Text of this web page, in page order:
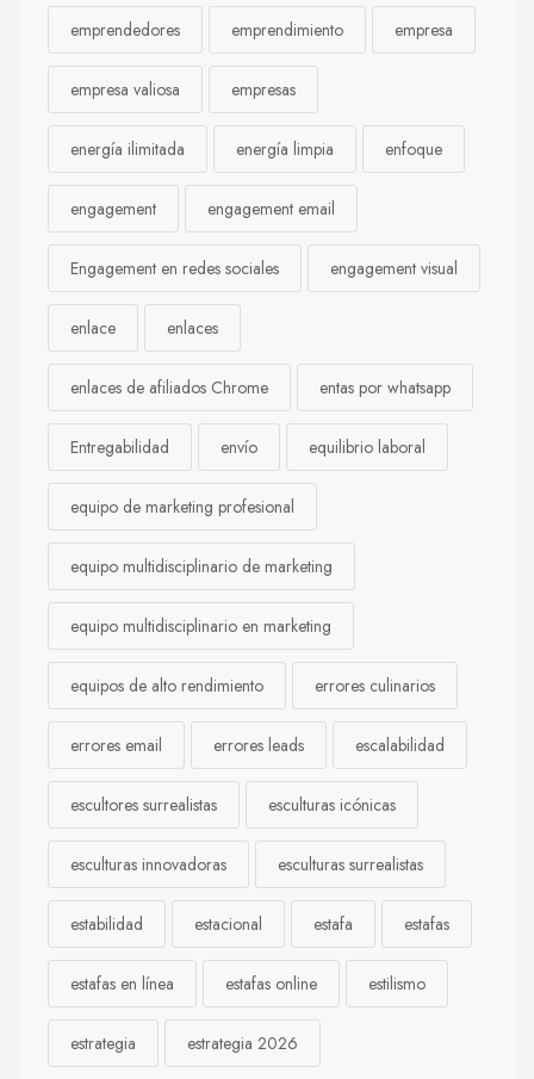
emprendedores emprendimiento empresa
empresa valiosa empresas
energía ilimitada energía limpia enfoque
engagement engagement email
Engagement en redes sociales engagement visual
enlace enlaces
enlaces de afiliados Chrome entas por whatsapp
Entregabilidad envío equilibrio laboral
equipo de marketing profesional
equipo multidisciplinario de marketing
equipo multidisciplinario en marketing
equipos de alto rendimiento errores culinarios
errores email errores leads escalabilidad
escultores surrealistas esculturas icónicas
esculturas innovadoras esculturas surrealistas
estabilidad estacional estafa estafas
estafas en línea estafas online estilismo
estrategia estrategia 2026